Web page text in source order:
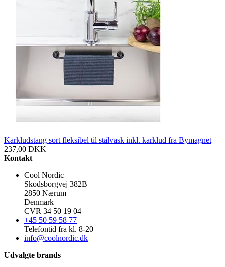
Karkludstang sort fleksibel til stålvask inkl. karklud fra Bymagnet
237,00 DKK
Kontakt
Cool Nordic
Skodsborgvej 382B
2850 Nærum
Denmark
CVR 34 50 19 04
+45 50 59 58 77
Telefontid fra kl. 8-20
info@coolnordic.dk
Udvalgte brands